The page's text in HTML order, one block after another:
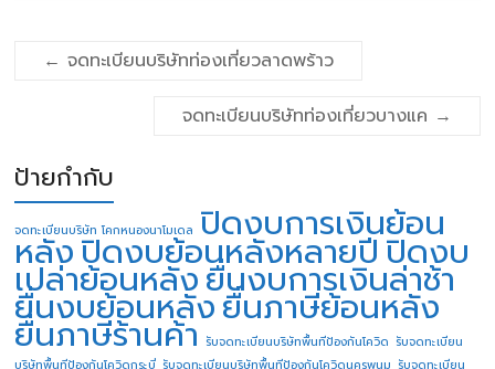
← จดทะเบียนบริษัทท่องเที่ยวลาดพร้าว
จดทะเบียนบริษัทท่องเที่ยวบางแค →
ป้ายกำกับ
จดทะเบียนบริษัท โคกหนองนาโมเดล ปิดงบการเงินย้อน
หลังปิดงบย้อนหลังหลายปี ปิดงบ
เปล่าย้อนหลังยื่นงบการเงินล่าช้า
ยื่นงบย้อนหลังยื่นภาษีย้อนหลัง
ยื่นภาษีร้านค้า รับจดทะเบียนบริษัทพื้นทีป้องกันโควิด รับจดทะเบียน
บริษัทพื้นทีป้องกันโควิดกระบี่ รับจดทะเบียนบริษัทพื้นทีป้องกันโควิดนครพนม รับจดทะเบียน